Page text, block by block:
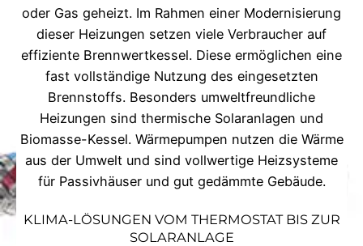
oder Gas geheizt. Im Rahmen einer Modernisierung
dieser Heizungen setzen viele Verbraucher auf
effiziente Brennwertkessel. Diese ermöglichen eine
fast vollständige Nutzung des eingesetzten
Brennstoffs. Besonders umweltfreundliche
Heizungen sind thermische Solaranlagen und
Biomasse-Kessel. Wärmepumpen nutzen die Wärme
aus der Umwelt und sind vollwertige Heizsysteme
für Passivhäuser und gut gedämmte Gebäude.
KLIMA-LÖSUNGEN VOM THERMOSTAT BIS ZUR
SOLARANLAGE